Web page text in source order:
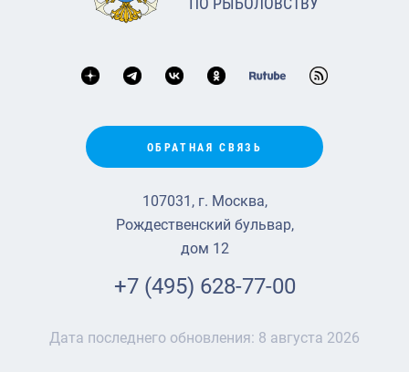
ОБРАТНАЯ СВЯЗЬ
107031, г. Москва,
Рождественский бульвар,
дом 12
+7 (495) 628-77-00
Дата последнего обновления: 8 августа 2026